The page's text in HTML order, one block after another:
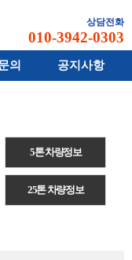
상담전화
010-3942-0303
의 공지사항
5톤 차량정보
25톤 차량정보